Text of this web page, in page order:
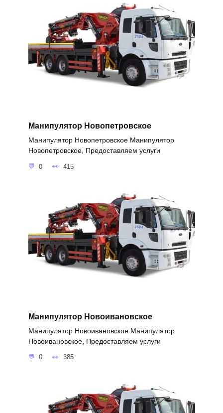
Манипулятор Новопетровское
Манипулятор Новопетровское Манипулятор
Новопетровское, Предоставляем услуги
0 415
Манипулятор Новоивановское
Манипулятор Новоивановское Манипулятор
Новоивановское, Предоставляем услуги
0 385